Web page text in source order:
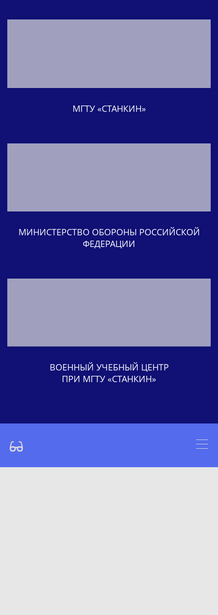
МГТУ «СТАНКИН»
МИНИСТЕРСТВО ОБОРОНЫ РОССИЙСКОЙ
ФЕДЕРАЦИИ
ВОЕННЫЙ УЧЕБНЫЙ ЦЕНТР
ПРИ МГТУ «СТАНКИН»